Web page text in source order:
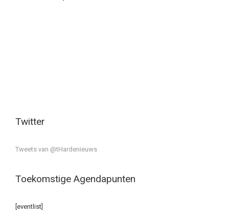
Twitter
Tweets van @tHardenieuws
Toekomstige Agendapunten
[eventlist]